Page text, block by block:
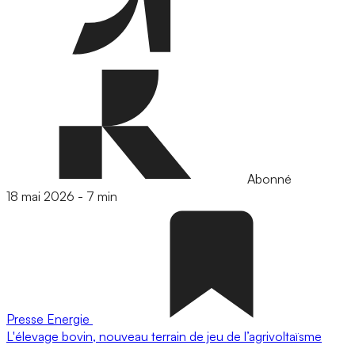
Abonné
18 mai 2026 - 7 min
Presse Energie
L'élevage bovin, nouveau terrain de jeu de l’agrivoltaïsme